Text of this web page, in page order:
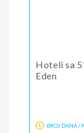
Hoteli sa
Eden
BROJ DANA /